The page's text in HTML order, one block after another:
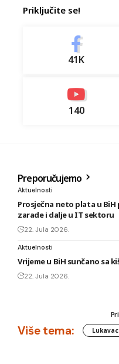
Priključite se!
41K
140
Preporučujemo
Aktuelnosti
Prosječna neto plata u BiH
zarade i dalje u IT sektoru
22. Jula 2026.
Aktuelnosti
Vrijeme u BiH sunčano sa
22. Jula 2026.
Više tema: Lukavac